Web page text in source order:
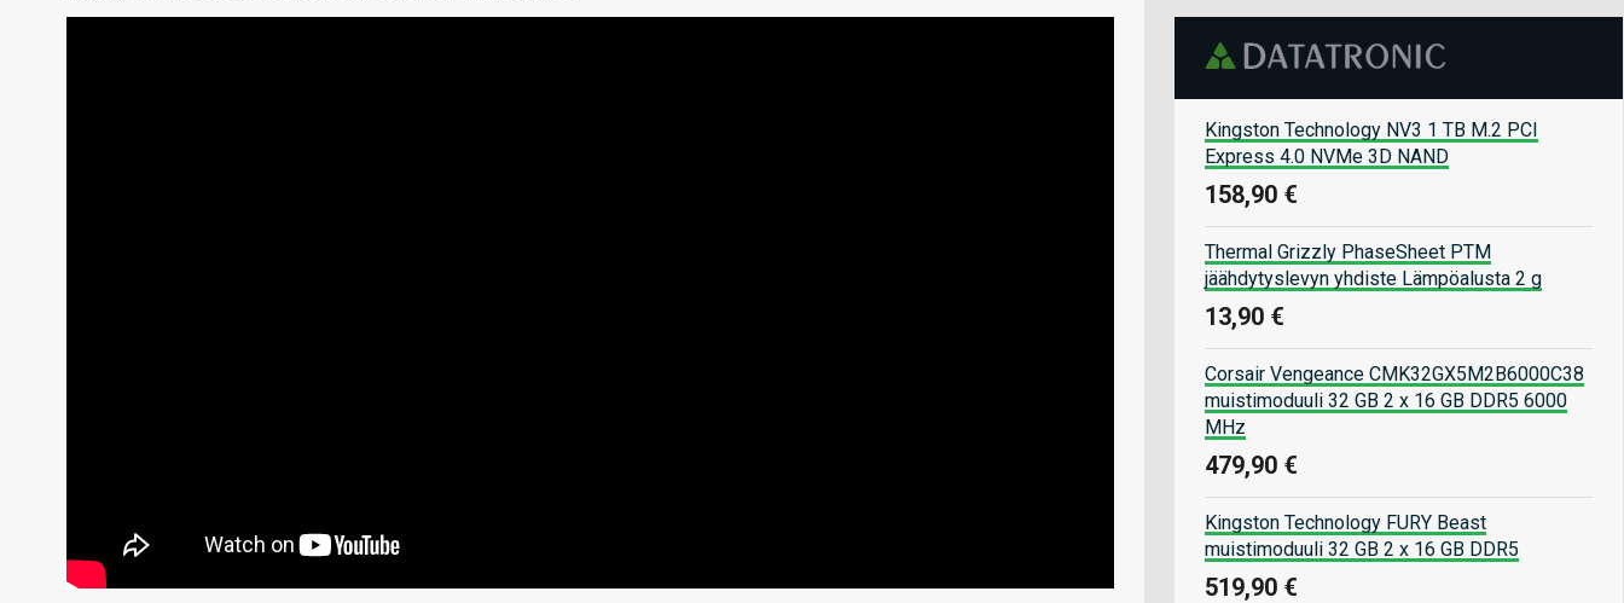
Kingston Technology NV3 1 TB M.2 PCI
Express 4.0 NVMe 3D NAND
158,90 €
Thermal Grizzly PhaseSheet PTM
jäähdytyslevyn yhdiste Lämpöalusta 2 g
13,90 €
Corsair Vengeance CMK32GX5M2B6000C38
muistimoduuli 32 GB 2 x 16 GB DDR5 6000
MHz
479,90 €
Kingston Technology FURY Beast
muistimoduuli 32 GB 2 x 16 GB DDR5
519,90 €